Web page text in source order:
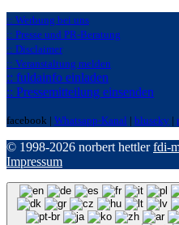
:: Werbung bei uns
:: Presse und PR-Beratung
:: Disclaimer
:: Veranstaltung melden
:: fuldainfo einladen
:: Pressemitteilung einsenden
facebook | Whatsapp-Kanal | bluseky |
© 1998-2026 norbert hettlerfdi-
Impressum